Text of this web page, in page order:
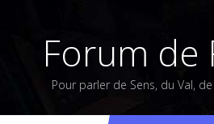
Forum de
Pour parler de Sens, du Val,